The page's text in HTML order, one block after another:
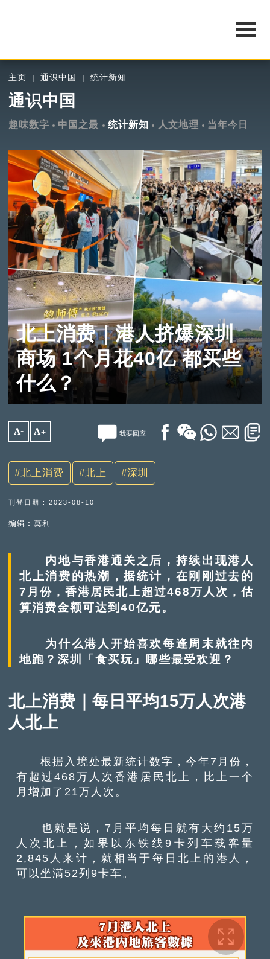
主页 通识中国 统计新知
通识中国
趣味数字 中国之最 统计新知 人文地理 当年今日
北上消费｜港人挤爆深圳
商场 1个月花40亿 都买些
什么？
A- A+ 我要回应
北上消费 北上 深圳
刊登日期 : 2023-08-10
编辑︰莫利
内地与香港通关之后，持续出现港人
北上消费的热潮，据统计，在刚刚过去的
7月份，香港居民北上超过468万人次，估
算消费金额可达到40亿元。
为什么港人开始喜欢每逢周末就往内
地跑？深圳「食买玩」哪些最受欢迎？
北上消费｜每日平均15万人次港
人北上
根据入境处最新统计数字，今年7月份，
有超过468万人次香港居民北上，比上一个
月增加了21万人次。
也就是说，7月平均每日就有大约15万
人次北上，如果以东铁线9卡列车载客量
2,845人来计，就相当于每日北上的港人，
可以坐满52列9卡车。